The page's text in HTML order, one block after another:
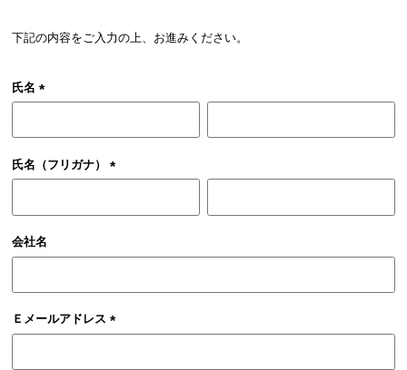
下記の内容をご入力の上、お進みください。
氏名
氏名（フリガナ）
会社名
Ｅメールアドレス